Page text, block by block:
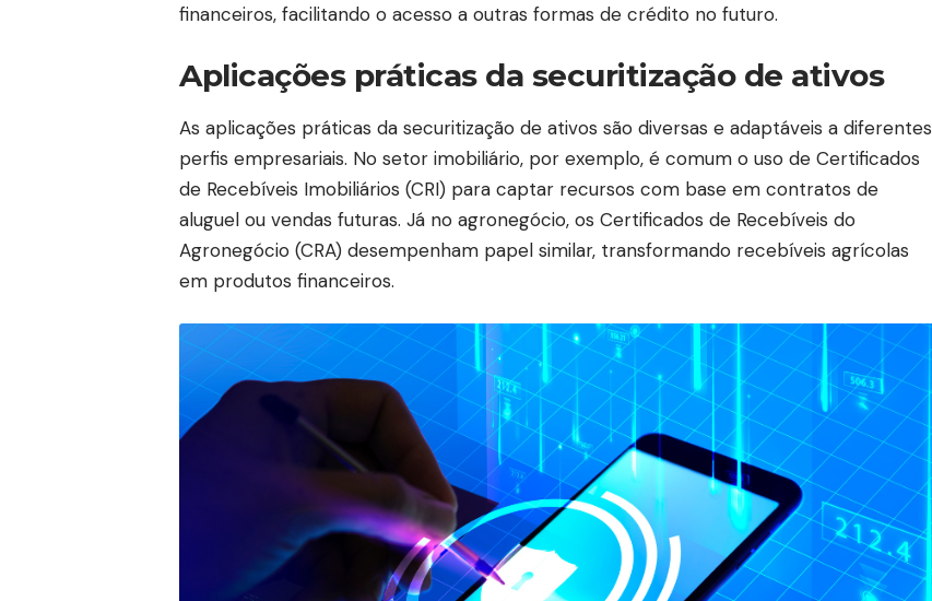
financeiros, facilitando o acesso a outras formas de crédito no futuro.
Aplicações práticas da securitização de ativos
As aplicações práticas da securitização de ativos são diversas e adaptáveis a diferentes
perfis empresariais. No setor imobiliário, por exemplo, é comum o uso de Certificados
de Recebíveis Imobiliários (CRI) para captar recursos com base em contratos de
aluguel ou vendas futuras. Já no agronegócio, os Certificados de Recebíveis do
Agronegócio (CRA) desempenham papel similar, transformando recebíveis agrícolas
em produtos financeiros.